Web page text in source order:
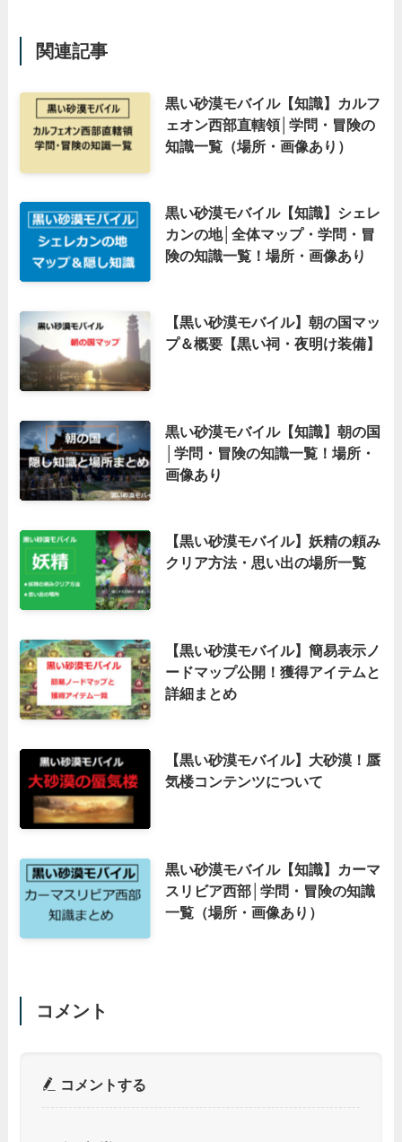
関連記事
黒い砂漠モバイル【知識】カルフ
ェオン西部直轄領│学問・冒険の
知識一覧（場所・画像あり）
黒い砂漠モバイル【知識】シェレ
カンの地│全体マップ・学問・冒
険の知識一覧！場所・画像あり
【黒い砂漠モバイル】朝の国マッ
プ＆概要【黒い祠・夜明け装備】
黒い砂漠モバイル【知識】朝の国
│学問・冒険の知識一覧！場所・
画像あり
【黒い砂漠モバイル】妖精の頼み
クリア方法・思い出の場所一覧
【黒い砂漠モバイル】簡易表示ノ
ードマップ公開！獲得アイテムと
詳細まとめ
【黒い砂漠モバイル】大砂漠！蜃
気楼コンテンツについて
黒い砂漠モバイル【知識】カーマ
スリビア西部│学問・冒険の知識
一覧（場所・画像あり）
コメント
コメントする